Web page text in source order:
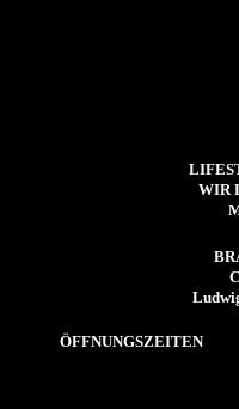
WIR
ÖFFNUNGSZEITEN